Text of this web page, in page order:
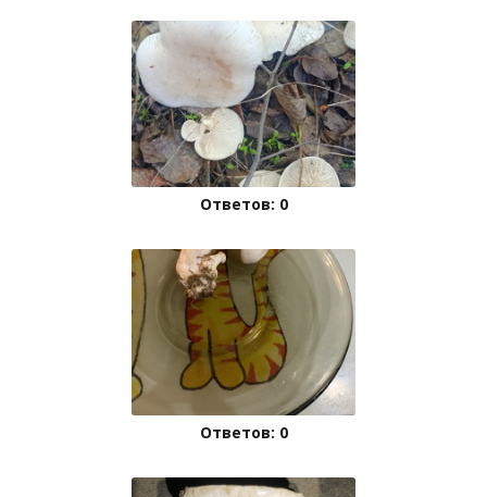
Ответов: 0
Ответов: 0